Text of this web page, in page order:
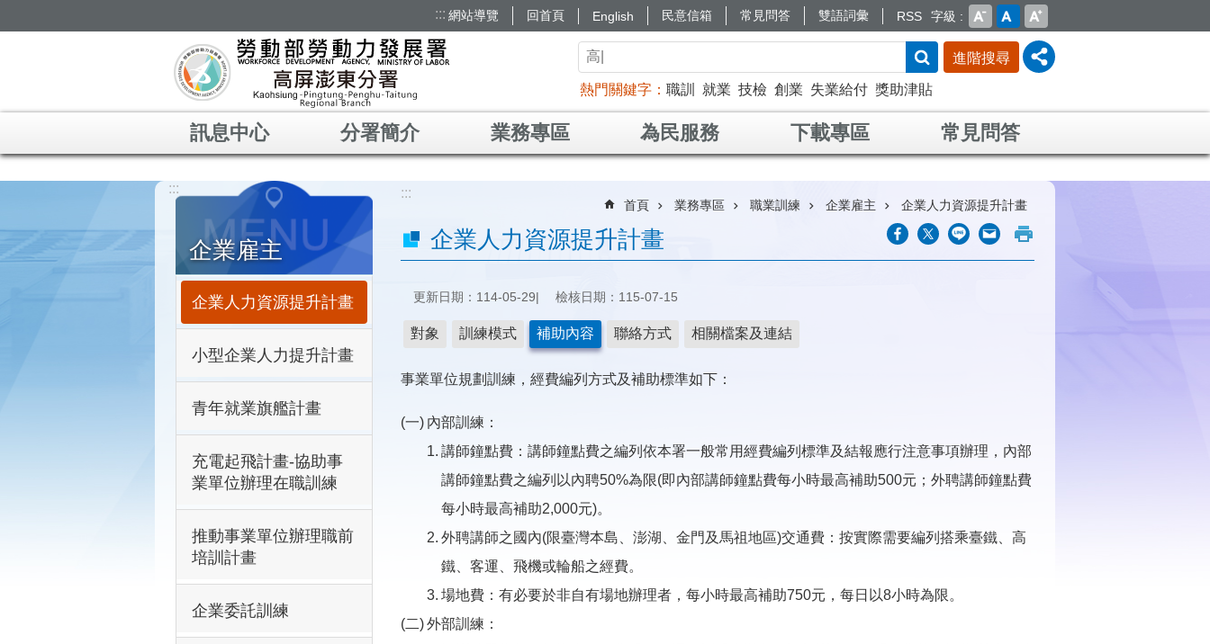
::: 網站導覽 回首頁 English 民意信箱 常見問答 雙語詞彙 RSS 字級
進階搜尋
熱門關鍵字 職訓 就業 技檢 創業 失業給付 獎助津貼
訊息中心 分署簡介 業務專區 為民服務 下載專區 常見問答
:::
企業雇主
企業人力資源提升計畫
小型企業人力提升計畫
青年就業旗艦計畫
充電起飛計畫-協助事
業單位辦理在職訓練
推動事業單位辦理職前
培訓計畫
企業委託訓練
:::
首頁 業務專區 職業訓練 企業雇主 企業人力資源提升計畫
企業人力資源提升計畫
更新日期：114-05-29 檢核日期：115-07-15
對象 訓練模式 補助內容 聯絡方式 相關檔案及連結
事業單位規劃訓練，經費編列方式及補助標準如下：
內部訓練：
講師鐘點費：講師鐘點費之編列依本署一般常用經費編列標準及結報應行注意事項辦理，內部
講師鐘點費之編列以內聘50%為限(即內部講師鐘點費每小時最高補助500元；外聘講師鐘點費
每小時最高補助2,000元)。
外聘講師之國內(限臺灣本島、澎湖、金門及馬祖地區)交通費：按實際需要編列搭乘臺鐵、高
鐵、客運、飛機或輪船之經費。
場地費：有必要於非自有場地辦理者，每小時最高補助750元，每日以8小時為限。
外部訓練：